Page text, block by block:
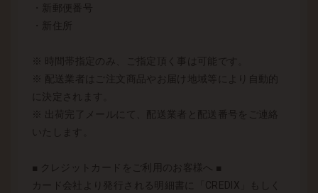
・新郵便番号
・新住所
※ 時間帯指定のみ、ご指定頂く事は可能です。
※ 配送業者はご注文商品やお届け地域等により自動的
に決定されます。
※ 出荷完了メールにて、配送業者と配送番号をご連絡
いたします。
■ クレジットカードをご利用のお客様へ ■
カード会社より発行される明細書に「CREDIX」もしく